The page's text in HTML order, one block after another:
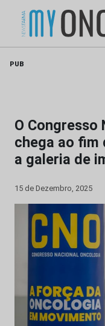
PUB
O Congresso
chega ao fim
a galeria de
15 de Dezembro, 2025